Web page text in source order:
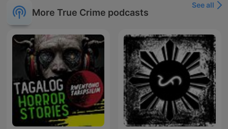
More True Crime podcasts
See all